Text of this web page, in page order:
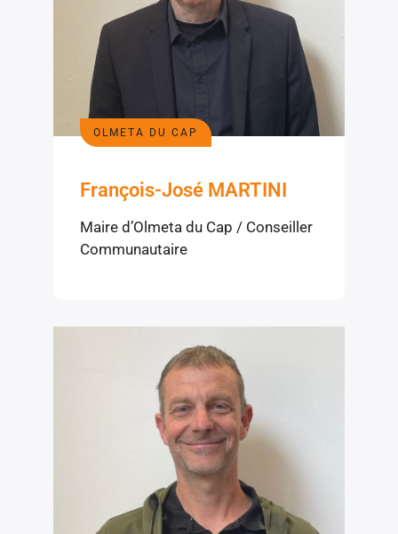
OLMETA DU CAP
François-José MARTINI
Maire d’Olmeta du Cap / Conseiller
Communautaire